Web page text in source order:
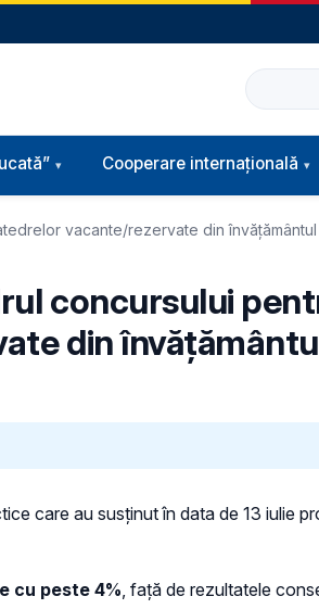
Caută
Cooperare internațională
vacante/rezervate din
concursului
din
care au susținut în data de 13 iulie
cu peste 4%, față de rezultatele